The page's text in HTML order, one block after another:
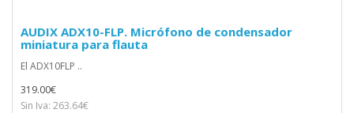
AUDIX ADX10-FLP. Micrófono de condensador
miniatura para flauta
El ADX10FLP ..
319.00€
Sin Iva: 263.64€